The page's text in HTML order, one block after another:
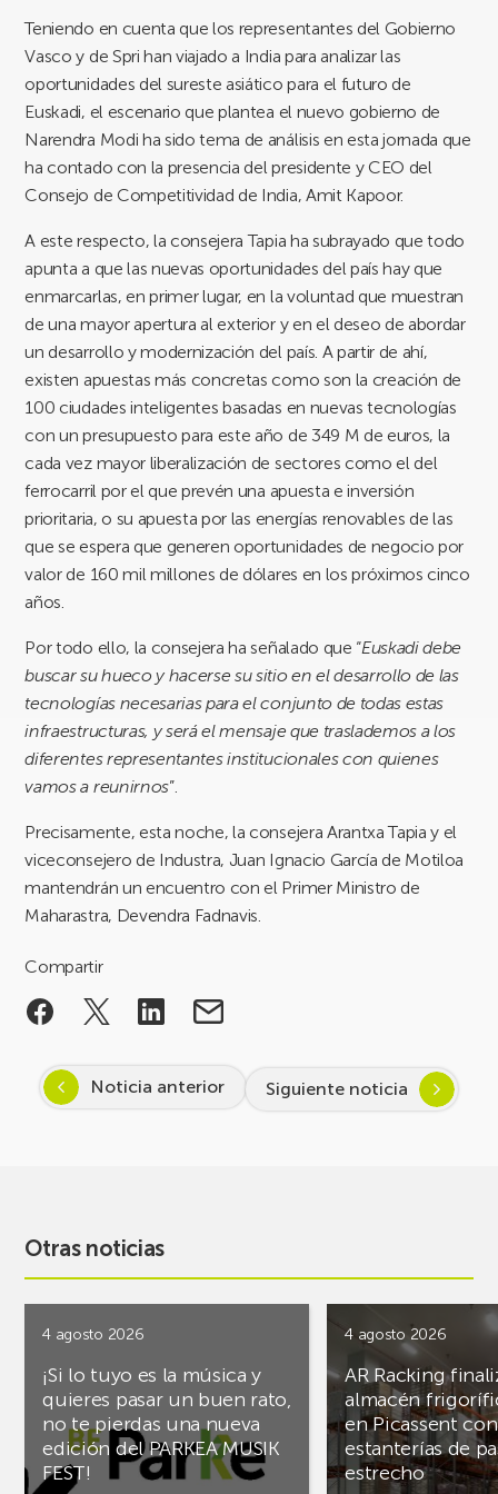
Teniendo en cuenta que los representantes del Gobierno
Vasco y de Spri han viajado a India para analizar las
oportunidades del sureste asiático para el futuro de
Euskadi, el escenario que plantea el nuevo gobierno de
Narendra Modi ha sido tema de análisis en esta jornada que
ha contado con la presencia del presidente y CEO del
Consejo de Competitividad de India, Amit Kapoor.
A este respecto, la consejera Tapia ha subrayado que todo
apunta a que las nuevas oportunidades del país hay que
enmarcarlas, en primer lugar, en la voluntad que muestran
de una mayor apertura al exterior y en el deseo de abordar
un desarrollo y modernización del país. A partir de ahí,
existen apuestas más concretas como son la creación de
100 ciudades inteligentes basadas en nuevas tecnologías
con un presupuesto para este año de 349 M de euros, la
cada vez mayor liberalización de sectores como el del
ferrocarril por el que prevén una apuesta e inversión
prioritaria, o su apuesta por las energías renovables de las
que se espera que generen oportunidades de negocio por
valor de 160 mil millones de dólares en los próximos cinco
años.
Por todo ello, la consejera ha señalado que “Euskadi debe
buscar su hueco y hacerse su sitio en el desarrollo de las
tecnologías necesarias para el conjunto de todas estas
infraestructuras, y será el mensaje que traslademos a los
diferentes representantes institucionales con quienes
vamos a reunirnos”.
Precisamente, esta noche, la consejera Arantxa Tapia y el
viceconsejero de Industra, Juan Ignacio García de Motiloa
mantendrán un encuentro con el Primer Ministro de
Maharastra, Devendra Fadnavis.
Compartir
Noticia anterior Siguiente noticia
Otras noticias
4 agosto 2026
¡Si lo tuyo es la música y
quieres pasar un buen rato,
no te pierdas una nueva
edición del PARKEA MUSIK
FEST!
4 agosto 2026
AR Racking
almacén
en Picassent con
estanterías de
estrecho